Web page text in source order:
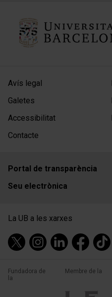
Avís legal
Galetes
Accessibilitat
Contacte
Portal de transparència
Seu electrònica
La UB a les xarxes
Fundadora de
la
Membre de la